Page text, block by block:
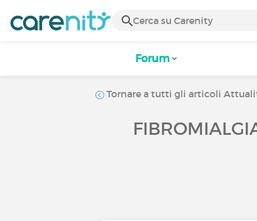
Forum
Tornare a tutti gli articoli